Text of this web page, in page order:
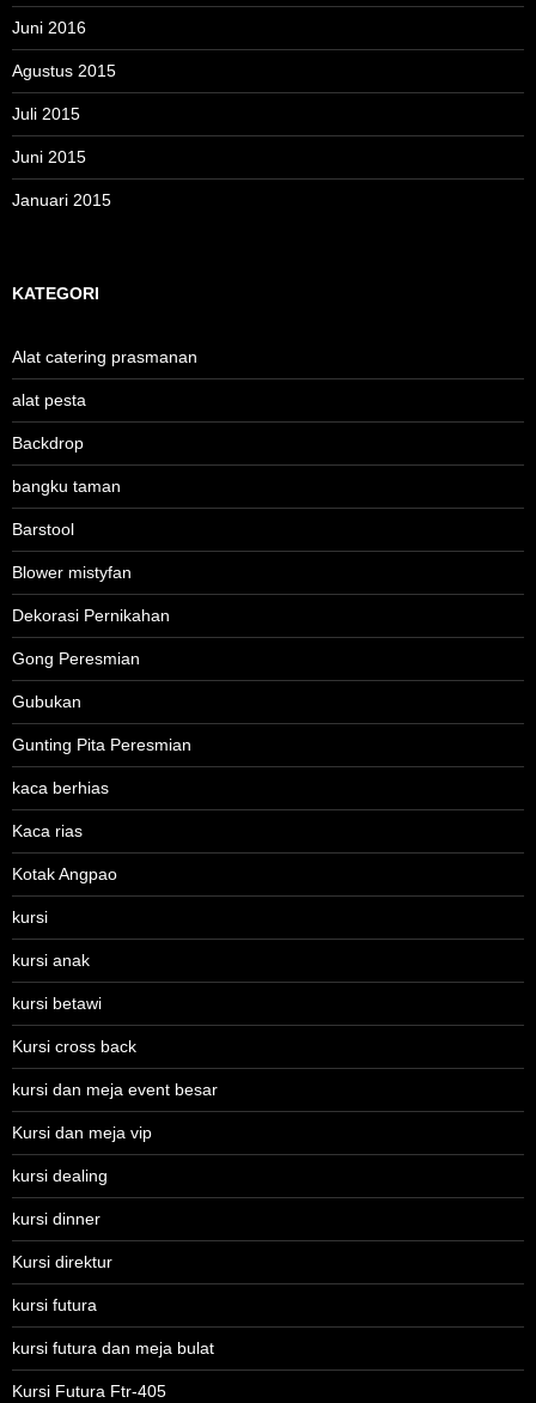
Juni 2016
Agustus 2015
Juli 2015
Juni 2015
Januari 2015
KATEGORI
Alat catering prasmanan
alat pesta
Backdrop
bangku taman
Barstool
Blower mistyfan
Dekorasi Pernikahan
Gong Peresmian
Gubukan
Gunting Pita Peresmian
kaca berhias
Kaca rias
Kotak Angpao
kursi
kursi anak
kursi betawi
Kursi cross back
kursi dan meja event besar
Kursi dan meja vip
kursi dealing
kursi dinner
Kursi direktur
kursi futura
kursi futura dan meja bulat
Kursi Futura Ftr-405